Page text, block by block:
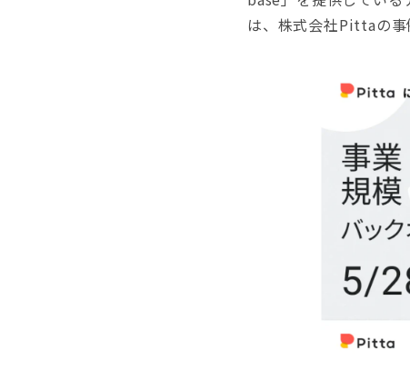
は、株式会社Pittaの事